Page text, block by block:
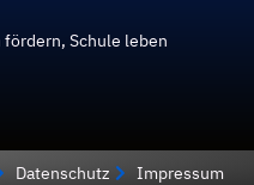
Schule leben
Datenschutz Impressum